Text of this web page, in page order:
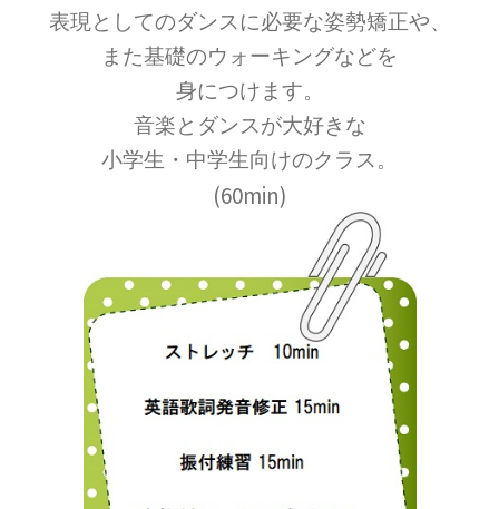
表現としてのダンスに必要な姿勢矯正や、
また基礎のウォーキングなどを
身につけます。
音楽とダンスが大好きな
小学生・中学生向けのクラス。
(60min)